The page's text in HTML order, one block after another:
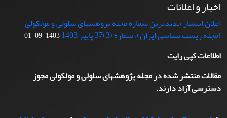
اخبار و اعلانات
اعلان انتشار جدیدترین شماره مجله پژوهشهای سلولی و مولکولی
(مجله زیست شناسی ایران)، شماره (3)37 پاییز 1403
1403-09-01
اطلاعات کپی رایت
مقالات منتشر شده در مجله پژوهشهای سلولی و مولکولی مجوز
دسترسی آزاد دارند.